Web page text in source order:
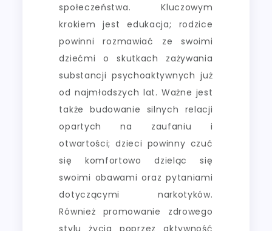
społeczeństwa. Kluczowym
krokiem jest edukacja; rodzice
powinni rozmawiać ze swoimi
dziećmi o skutkach zażywania
substancji psychoaktywnych już
od najmłodszych lat. Ważne jest
także budowanie silnych relacji
opartych na zaufaniu i
otwartości; dzieci powinny czuć
się komfortowo dzieląc się
swoimi obawami oraz pytaniami
dotyczącymi narkotyków.
Również promowanie zdrowego
stylu życia poprzez aktywność